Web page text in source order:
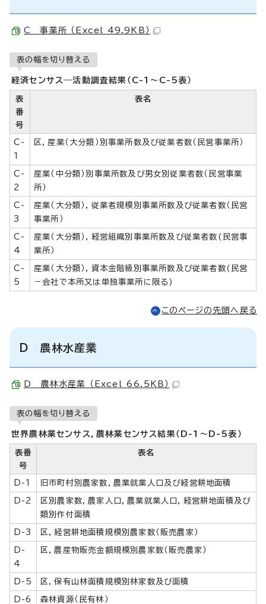
C 事業所 （Excel 49.9KB）
表の幅を切り替える
経済センサス―活動調査結果（C-1～C-5表）
表
番
号
表名
C-
1
区，産業（大分類）別事業所数及び従業者数（民営事業所）
C-
2
産業（中分類）別事業所数及び男女別従業者数（民営事業
所）
C-
3
産業（大分類），従業者規模別事業所数及び従業者数（民営
事業所）
C-
4
産業（大分類），経営組織別事業所数及び従業者数(民営事
業所）
C-
5
産業（大分類），資本金階級別事業所数及び従業者数(民営
－会社で本所又は単独事業所に限る)
このページの先頭へ戻る
D 農林水産業
D 農林水産業 （Excel 66.5KB）
表の幅を切り替える
世界農林業センサス，農林業センサス結果（D-1～D-5表）
表番
号
表名
D-1 旧市町村別農家数，農業就業人口及び経営耕地面積
D-2
区別農家数，農家人口，農業就業人口，経営耕地面積及び
類別作付面積
D-3 区，経営耕地面積規模別農家数（販売農家）
D-
4
区，農産物販売金額規模別農家数（販売農家）
D-5 区，保有山林面積規模別林家数及び面積
D-6 森林資源（民有林）